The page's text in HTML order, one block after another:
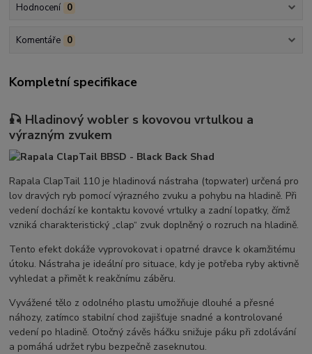
Hodnocení 0
Komentáře 0
Kompletní specifikace
🎣 Hladinový wobler s kovovou vrtulkou a
výrazným zvukem
Rapala ClapTail 110 je hladinová nástraha (topwater) určená pro
lov dravých ryb pomocí výrazného zvuku a pohybu na hladině. Při
vedení dochází ke kontaktu kovové vrtulky a zadní lopatky, čímž
vzniká charakteristický „clap“ zvuk doplněný o rozruch na hladině.
Tento efekt dokáže vyprovokovat i opatrné dravce k okamžitému
útoku. Nástraha je ideální pro situace, kdy je potřeba ryby aktivně
vyhledat a přimět k reakčnímu záběru.
Vyvážené tělo z odolného plastu umožňuje dlouhé a přesné
náhozy, zatímco stabilní chod zajišťuje snadné a kontrolované
vedení po hladině. Otočný závěs háčku snižuje páku při zdolávání
a pomáhá udržet rybu bezpečně zaseknutou.